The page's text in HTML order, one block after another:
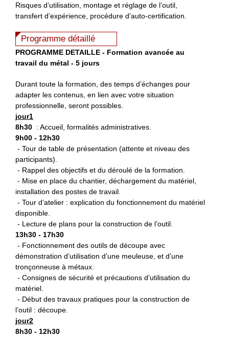
Risques d’utilisation, montage et réglage de l’outil,
transfert d’expérience, procédure d’auto-certification.
Programme détaillé
PROGRAMME DETAILLE - Formation avancée au
travail du métal - 5 jours
Durant toute la formation, des temps d’échanges pour
adapter les contenus, en lien avec votre situation
professionnelle, seront possibles.
jour1
8h30 : Accueil, formalités administratives.
9h00 - 12h30
- Tour de table de présentation (attente et niveau des
participants).
- Rappel des objectifs et du déroulé de la formation.
- Mise en place du chantier, déchargement du matériel,
installation des postes de travail.
- Tour d’atelier : explication du fonctionnement du matériel
disponible.
- Lecture de plans pour la construction de l’outil.
13h30 - 17h30
- Fonctionnement des outils de découpe avec
démonstration d’utilisation d’une meuleuse, et d’une
tronçonneuse à métaux.
- Consignes de sécurité et précautions d’utilisation du
matériel.
- Début des travaux pratiques pour la construction de
l’outil : découpe.
jour2
8h30 - 12h30